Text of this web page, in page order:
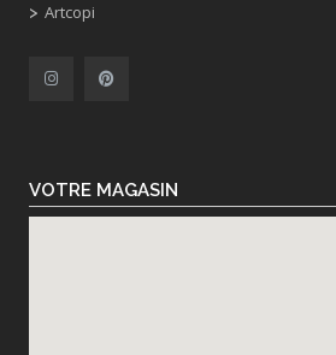
Artcopi
VOTRE MAGASIN